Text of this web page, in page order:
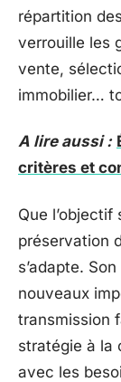
répartition
verrouille les
vente,
immobilier…
A lire aussi :
critères et
Que
préservation
s’adapte.
nouveaux
transmission
stratégie à la
avec les